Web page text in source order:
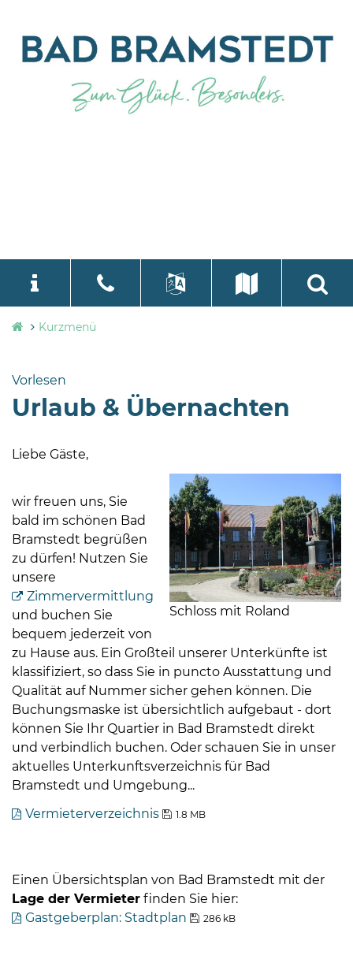
Stadtverwaltung
Bramstedt
Bleeck 15-
Bramstedt
506-
zentrale@badbramstedt.de
Mo,
Di,
Fr
08
Uhr
Do
Uhr
und
14
language
Kurzmenü
Vorlesen
Urlaub & Übernachten
Liebe Gäste,
Schloss mit Roland
wir freuen uns, Sie
bald im schönen Bad
Bramstedt begrüßen
zu dürfen! Nutzen Sie
unsere
Zimmervermittlung
und buchen Sie
bequem jederzeit von
zu Hause aus. Ein Großteil unserer Unterkünfte ist
klassifiziert, so dass Sie in puncto Ausstattung und
Qualität auf Nummer sicher gehen können. Die
Buchungsmaske ist übersichtlich aufgebaut - dort
können Sie Ihr Quartier in Bad Bramstedt direkt
und verbindlich buchen. Oder schauen Sie in unser
aktuelles Unterkunftsverzeichnis für Bad
Bramstedt und Umgebung...
Vermieterverzeichnis
1.8 MB
Einen Übersichtsplan von Bad Bramstedt mit der
Lage der Vermieter finden Sie hier:
Gastgeberplan: Stadtplan
286 kB